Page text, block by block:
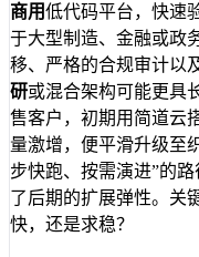
商用低代码平台，快速
于大型制造、金融或政
移、严格的合规审计以
研或混合架构可能更具
售客户，初期用简道云
量激增，便平滑升级至
步快跑、按需演进”的
了后期的扩展弹性。关
快，还是求稳？